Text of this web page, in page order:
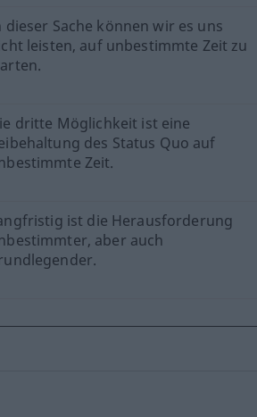
dieser Sache können wir es uns
leisten, auf unbestimmte Zeit zu
dritte Möglichkeit ist eine
des Status Quo auf
Zeit.
ist die Herausforderung
aber auch